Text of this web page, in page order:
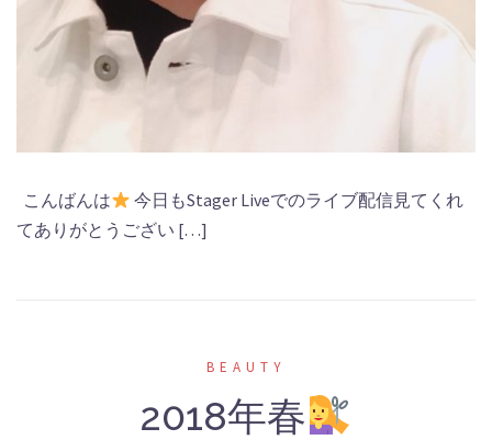
こんばんは
今日もStager Liveでのライブ配信見てくれ
てありがとうござい […]
BEAUTY
2018年春